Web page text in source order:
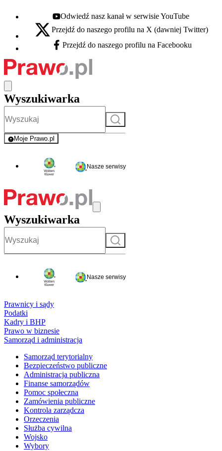
Youtube - otwiera się w nowej karcie
Odwiedź nasz kanał w serwisie YouTube
X - otwiera się w nowej karcie
Przejdź do naszego profilu na X (dawniej Twitter)
Facebook - otwiera się w nowej karcie
Przejdź do naszego profilu na Facebooku
Wyszukiwarka
Szukaj
Moje Prawo.pl
- rejestracja i logowanie do serwisu
Nasze serwisy
Wyszukiwarka
Szukaj
Nasze serwisy
Prawnicy i sądy
Podatki
Kadry i BHP
Prawo w biznesie
Samorząd i administracja
Samorząd terytorialny
Bezpieczeństwo publiczne
Administracja publiczna
Finanse samorządów
Pomoc społeczna
Zamówienia publiczne
Kontrola zarządcza
Orzeczenia
Służba cywilna
Wojsko
Wybory